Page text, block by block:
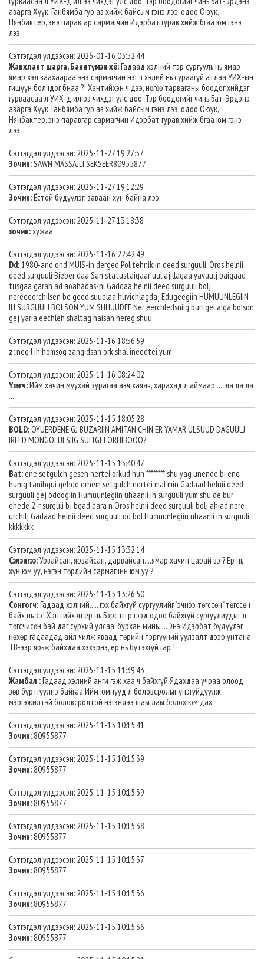
аварга,Хүүк, Ганбямба гур ав хийж байсым гэнэ лээ, одоо Оюук,
Нянбактер, энэ паравгар сармагчин Идэрбат гурав хийж бгаа юм гэнэ
лээ.
Сэтгэгдэл үлдээсэн: 2026-01-16 03:52:44
Жавхлант шарга, Баянтүмэн хё:Гадаад хэлний тэр сургууль нь ямар
ямар хэл заахаараа энэ сармагчин нэг ч хэлий нь сураагүй атлаа УИХ-ын
гишүүн болчдог бнаа ?! Хэнтийхэн ч дээ, нөгөө тарваганы боодог хийдэг
гурваасаа л УИХ-д илгээ чихдэг улс доо. Тэр боодогийг чинь Бат-Эрдэнэ
аварга,Хүүк, Ганбямба гур ав хийж байсым гэнэ лээ, одоо Оюук,
Нянбактер, энэ паравгар сармагчин Идэрбат гурав хийж бгаа юм гэнэ
лээ.
Сэтгэгдэл үлдээсэн: 2025-11-27 19:27:57
Зочин:SAWN MASSAJLI SEKSEER80955877
Сэтгэгдэл үлдээсэн: 2025-11-27 19:12:29
Зочин:Ёстой бүдүүлэг, заваан хүн байна лээ.
Сэтгэгдэл үлдээсэн: 2025-11-27 13:18:38
зочин:хужаа
Сэтгэгдэл үлдээсэн: 2025-11-16 22:42:49
Dd:1980-and ond MUIS-in derged Politehnikiin deed surguuli, Oros helnii
deed surguuli Bieber daa San statustaigaar uul ajillagaa yavuulj baigaad
tusgaa garah ad aoahadas-ni Gaddaa helnii deed surguuli bolj
nereeeerchilsen be geed suudlaa huvichlagdaj Edugeegiin HUMUUNLEGIIN
IH SURGUULI BOLSON YUM SHHUUDEE Ner eerchledsniig burtgel alga bolson
gej yaria eechleh shaltag haisan hereg shuu
Сэтгэгдэл үлдээсэн: 2025-11-16 18:56:59
z:neg l ih homsog zangidsan ork shal ineedtei yum
Сэтгэгдэл үлдээсэн: 2025-11-16 08:24:02
Үзэгч:Ийм хачин муухай зурагаа авч хаяач, харахад л аймаар..... ла ла ла
....
Сэтгэгдэл үлдээсэн: 2025-11-15 18:05:28
BOLD:OYUERDENE GJ BUZARIIN AMITAN CHIN ER YAMAR ULSUUD DAGUULJ
IREED MONGOLULSIIG SUITGEJ ORHIBOOO?
Сэтгэгдэл үлдээсэн: 2025-11-15 15:40:47
Bat: ene setgulch gesen nertei orkud hun ******** shu yag unende bi ene
hunig tanihgui gehde erhem setgulch nertei mal min Gadaad helnii deed
surguuli gej odoogiin Humuunlegiin uhaanii ih surguuli yum shu de bur
ehede 2-r surguli bj bgad dara n Oros helnii deed surguuli bolj ahiad nere
urchilj Gadaad helnii deed surguuli od bol Humuunlegiin uhaanii ih surguuli
kkkkkkk
Сэтгэгдэл үлдээсэн: 2025-11-15 13:32:14
Сэлэнгээ:Урвайсан, ярвайсан, дарвайсан....ямар хачин царай вэ ? Ер нь
хүн юм уу, нэгэн төрлийн сармагчин юм уу ?
Сэтгэгдэл үлдээсэн: 2025-11-15 13:26:50
Сонгогч:Гадаад хэлний..... гэх байхгүй сургуулийг "эчнээ төгссөн" төгссөн
байх нь ээ! Хэнтийхэн ер нь Бэрс нтр гээд одоо байхгүй сургуулиудыг л
төгсчисөн бай даг сүрхий улсаа, бурхан минь..... Энэ Идэрбат бүдүүлэг
нөхөр гадаадад айл чилж яваад төрийн тэргүүний уулзалт дээр унтана,
ТВ-ээр ярьж байхдаа хэхэрнэ, ер нь бүтэхгүй гар !
Сэтгэгдэл үлдээсэн: 2025-11-15 11:39:43
Жамбал :Гадаад хэлний анги гэж хаа ч байхгүй Ядахдаа учраа олоод
зөв бүртгүүлнэ байгаа Ийм юмнууд л боловсролыг үнэгүйдүүлж
мэргэжилтэй боловсролтой нэгэндээ шаы лаы болох юм дах
Сэтгэгдэл үлдээсэн: 2025-11-15 10:15:41
Зочин:80955877
Сэтгэгдэл үлдээсэн: 2025-11-15 10:15:39
Зочин:80955877
Сэтгэгдэл үлдээсэн: 2025-11-15 10:15:39
Зочин:80955877
Сэтгэгдэл үлдээсэн: 2025-11-15 10:15:38
Зочин:80955877
Сэтгэгдэл үлдээсэн: 2025-11-15 10:15:37
Зочин:80955877
Сэтгэгдэл үлдээсэн: 2025-11-15 10:15:36
Зочин:80955877
Сэтгэгдэл үлдээсэн: 2025-11-15 10:15:36
Зочин:80955877